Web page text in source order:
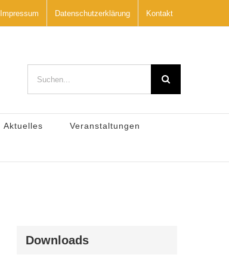
Impressum Datenschutzerklärung Kontakt
nach:
Aktuelles Veranstaltungen
Downloads